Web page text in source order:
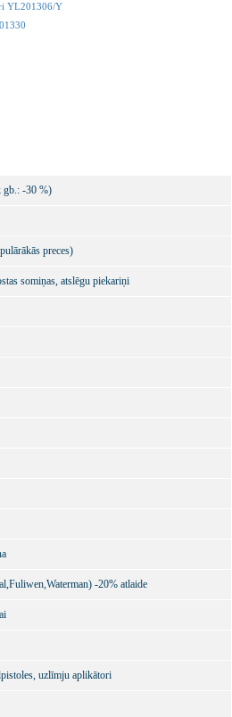
YL201306/Y
gb.: -30 %)
preces)
somiņas, atslēgu piekariņi
-20% atlaide
uzlīmju aplikātori